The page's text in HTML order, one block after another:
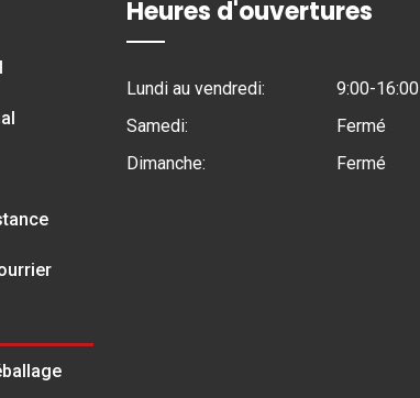
Heures d'ouvertures
Lundi au vendredi:
Samedi:
Dimanche:
9:00-16:00
Fermé
Fermé